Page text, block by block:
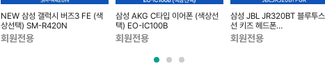
NEW 삼성 갤럭시 버즈3 FE (색
상선택) SM-R420N
회원전용
삼성 AKG C타입 이어폰 (색상선
택) EO-IC100B
회원전용
삼성 JBL JR320BT 블루투
선 키즈 헤드폰
JBLJR320BTPUR
회원전용